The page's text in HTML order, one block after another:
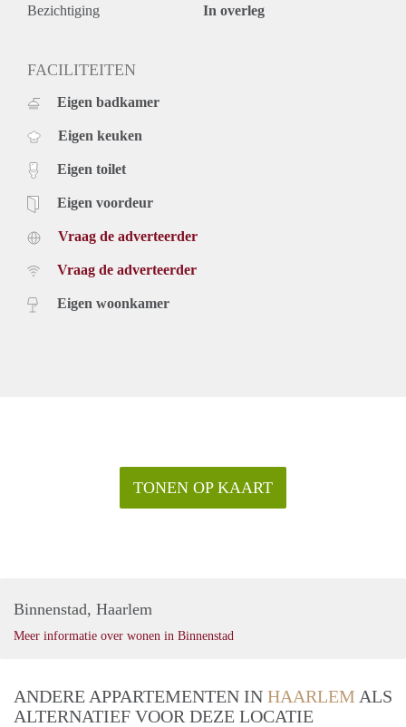
huisdieren in overleg;
Bezichtiging In overleg
FACILITEITEN
Eigen badkamer
Eigen keuken
Eigen toilet
Eigen voordeur
Vraag de adverteerder
Vraag de adverteerder
Eigen woonkamer
TONEN OP KAART
Binnenstad, Haarlem
Meer informatie over wonen in Binnenstad
ANDERE APPARTEMENTEN IN HAARLEM ALS
ALTERNATIEF VOOR DEZE LOCATIE